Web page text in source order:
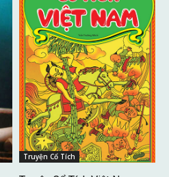
Truyện Cổ Tích